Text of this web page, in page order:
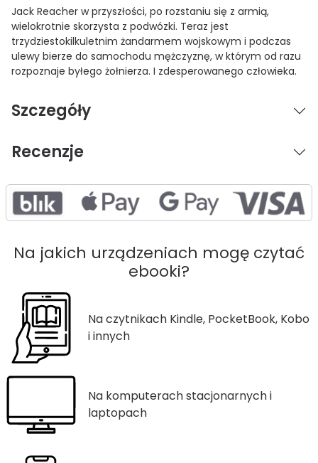
Jack Reacher w przyszłości, po rozstaniu się z armią,
wielokrotnie skorzysta z podwózki. Teraz jest
trzydziestokilkuletnim żandarmem wojskowym i podczas
ulewy bierze do samochodu mężczyznę, w którym od razu
rozpoznaje byłego żołnierza. I zdesperowanego człowieka.
Szczegóły
Recenzje
Na jakich urządzeniach mogę czytać
ebooki?
Na czytnikach Kindle, PocketBook, Kobo
i innych
Na komputerach stacjonarnych i
laptopach